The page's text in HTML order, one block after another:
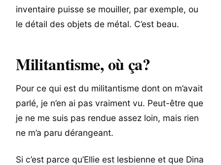
inventaire puisse se mouiller, par exemple, ou
le détail des objets de métal. C’est beau.
Militantisme, où ça?
Pour ce qui est du militantisme dont on m’avait
parlé, je n’en ai pas vraiment vu. Peut-être que
je ne me suis pas rendue assez loin, mais rien
ne m’a paru dérangeant.
Si c’est parce qu’Ellie est lesbienne et que Dina